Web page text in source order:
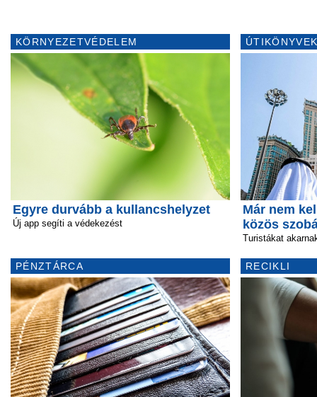
KÖRNYEZETVÉDELEM
Egyre durvább a kullancshelyzet
Új app segíti a védekezést
PÉNZTÁRCA
Már nem
közös
Turistákat
RECIKLI